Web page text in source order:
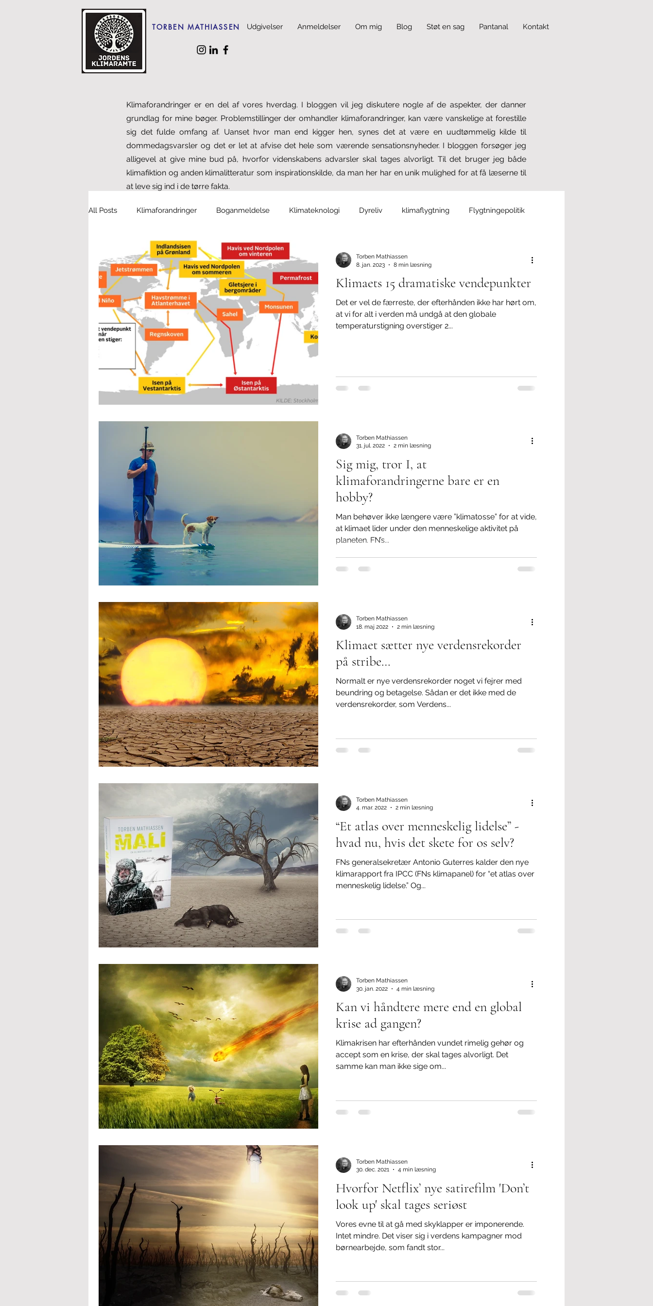
TORBEN MATHIASSEN Udgivelser Anmeldelser Om mig Blog Støt en sag Pantanal Kontakt
Klimaforandringer er en del af vores hverdag. I bloggen vil jeg diskutere nogle af de aspekter, der danner
grundlag for mine bøger. Problemstillinger der omhandler klimaforandringer, kan være vanskelige at forestille
sig det fulde omfang af. Uanset hvor man end kigger hen, synes det at være en uudtømmelig kilde til
dommedagsvarsler og det er let at afvise det hele som værende sensationsnyheder. I bloggen forsøger jeg
alligevel at give mine bud på, hvorfor videnskabens advarsler skal tages alvorligt. Til det bruger jeg både
klimafiktion og anden klimalitteratur som inspirationskilde, da man her har en unik mulighed for at få læserne til
at leve sig ind i de tørre fakta.
All Posts Klimaforandringer Boganmeldelse Klimateknologi Dyreliv klimaflygtning Flygtningepolitik
Terror Jihadisme Biodiversitet
Skønlitteratur Klimaets 15 dramatiske vendepunkter
Det er vel de færreste, der efterhånden ikke har hørt om,
at vi for alt i verden må undgå at den globale
temperaturstigning overstiger 2...
Torben Mathiassen
8. jan. 2023
8 min læsning
Sig mig, tror I, at
klimaforandringerne bare er en
hobby?
Man behøver ikke længere være ”klimatosse” for at vide,
at klimaet lider under den menneskelige aktivitet på
planeten. FN’s...
Torben Mathiassen
31. jul. 2022
2 min læsning
Klimaet sætter nye verdensrekorder
på stribe…
Normalt er nye verdensrekorder noget vi fejrer med
beundring og betagelse. Sådan er det ikke med de
verdensrekorder, som Verdens...
Torben Mathiassen
18. maj 2022
2 min læsning
“Et atlas over menneskelig lidelse” -
hvad nu, hvis det skete for os selv?
FNs generalsekretær Antonio Guterres kalder den nye
klimarapport fra IPCC (FNs klimapanel) for “et atlas over
menneskelig lidelse.” Og...
Torben Mathiassen
4. mar. 2022
2 min læsning
Kan vi håndtere mere end en global
krise ad gangen?
Klimakrisen har efterhånden vundet rimelig gehør og
accept som en krise, der skal tages alvorligt. Det
samme kan man ikke sige om...
Torben Mathiassen
30. jan. 2022
4 min læsning
Hvorfor Netflix’ nye satirefilm 'Don’t
look up' skal tages seriøst
Vores evne til at gå med skyklapper er imponerende.
Intet mindre. Det viser sig i verdens kampagner mod
børnearbejde, som fandt stor...
Torben Mathiassen
30. dec. 2021
4 min læsning